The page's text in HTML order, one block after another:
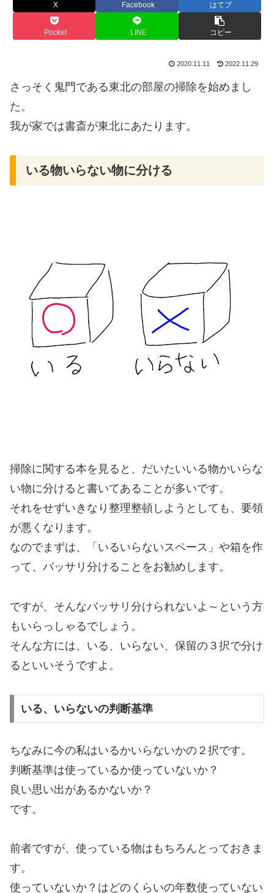
X Facebook はてブ
Pocket LINE コピー
2020.11.11 2022.11.29
さっそく鬼門である東北の部屋の掃除を始めまし
た。
我が家では書斎が東北にあたります。
いる物いらない物に分ける
掃除に関する本を見ると、だいたいいる物かいらな
い物に分けると書いてあることが多いです。
それをせずいきなり整理整頓しようとしても、要領
が悪くなります。
なのでまずは、「いるいらないスペース」や箱を作
って、バッサリ分けることをお勧めします。
ですが、そんなバッサリ分けられないよ～という方
もいらっしゃるでしょう。
そんな方には、いる、いらない、保留の３択で分け
るといいそうですよ。
いる、いらないの判断基準
ちなみに今の私はいるかいらないかの２択です。
判断基準は使っているか使っていないか？
良い思い出があるかないか？
です。
前者ですが、使っている物はもちろんとっておきま
す。
使っていないか？はどのくらいの年数使っていない